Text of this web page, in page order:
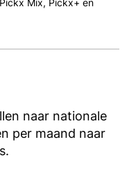
Mix, Pickx+ en
naar nationale
per maand naar